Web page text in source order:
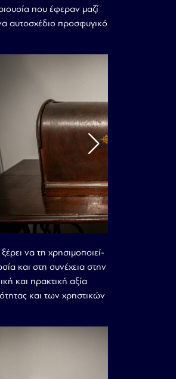
που έφεραν μαζί
αυτοσχέδιο προσφυγικό
να τη χρησιμοποιεί-
και στη συνέχεια στην
και πρακτική αξία
και των χρηστικών